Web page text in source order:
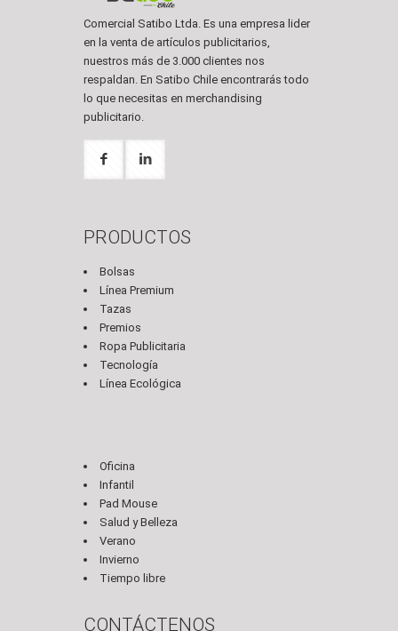
Comercial Satibo Ltda. Es una empresa lider
en la venta de artículos publicitarios,
nuestros más de 3.000 clientes nos
respaldan. En Satibo Chile encontrarás todo
lo que necesitas en merchandising
publicitario.
PRODUCTOS
Bolsas
Línea Premium
Tazas
Premios
Ropa Publicitaria
Tecnología
Línea Ecológica
Oficina
Infantil
Pad Mouse
Salud y Belleza
Verano
Invierno
Tiempo libre
CONTÁCTENOS